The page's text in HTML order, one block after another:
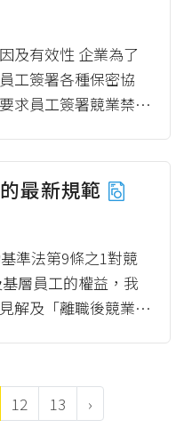
及有效性 企業為了
工簽署各種保密協
求員工簽署競業禁止
最新規範
準法第9條之1對競
層員工的權益，我
解及「離職後競業禁
12 13 ›